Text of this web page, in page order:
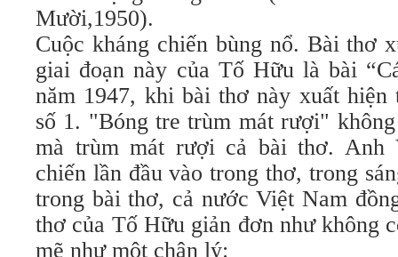
Mười,1950).
Cuộc kháng chiến bùng nổ. Bài thơ
giai đoạn này của Tố Hữu là bài
năm 1947, khi bài thơ này xuất
số 1. "Bóng tre trùm mát rượi"
mà trùm mát rượi cả bài thơ. Anh
chiến lần đầu vào trong thơ, trong
trong bài thơ, cả nước Việt Nam
thơ của Tố Hữu giản đơn như không
mẽ như một chân lý: